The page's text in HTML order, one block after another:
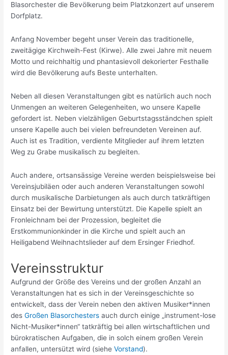
Blasorchester die Bevölkerung beim Platzkonzert auf unserem
Dorfplatz.
Anfang November begeht unser Verein das traditionelle,
zweitägige Kirchweih-Fest (Kirwe). Alle zwei Jahre mit neuem
Motto und reichhaltig und phantasievoll dekorierter Festhalle
wird die Bevölkerung aufs Beste unterhalten.
Neben all diesen Veranstaltungen gibt es natürlich auch noch
Unmengen an weiteren Gelegenheiten, wo unsere Kapelle
gefordert ist. Neben vielzähligen Geburtstagsständchen spielt
unsere Kapelle auch bei vielen befreundeten Vereinen auf.
Auch ist es Tradition, verdiente Mitglieder auf ihrem letzten
Weg zu Grabe musikalisch zu begleiten.
Auch andere, ortsansässige Vereine werden beispielsweise bei
Vereinsjubiläen oder auch anderen Veranstaltungen sowohl
durch musikalische Darbietungen als auch durch tatkräftigen
Einsatz bei der Bewirtung unterstützt. Die Kapelle spielt an
Fronleichnam bei der Prozession, begleitet die
Erstkommunionkinder in die Kirche und spielt auch an
Heiligabend Weihnachtslieder auf dem Ersinger Friedhof.
Vereinsstruktur
Aufgrund der Größe des Vereins und der großen Anzahl an
Veranstaltungen hat es sich in der Vereinsgeschichte so
entwickelt, dass der Verein neben den aktiven Musiker*innen
desGroßen Blasorchesters auch durch einige „instrument-lose
Nicht-Musiker*innen“ tatkräftig bei allen wirtschaftlichen und
bürokratischen Aufgaben, die in solch einem großen Verein
anfallen, untersützt wird (sieheVorstand).